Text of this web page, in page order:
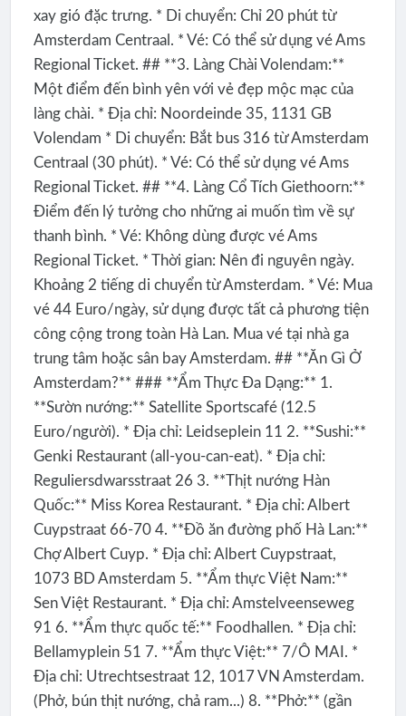
xay gió đặc trưng. * Di chuyển: Chỉ 20 phút từ
Amsterdam Centraal. * Vé: Có thể sử dụng vé Ams
Regional Ticket. ## **3. Làng Chài Volendam:**
Một điểm đến bình yên với vẻ đẹp mộc mạc của
làng chài. * Địa chỉ: Noordeinde 35, 1131 GB
Volendam * Di chuyển: Bắt bus 316 từ Amsterdam
Centraal (30 phút). * Vé: Có thể sử dụng vé Ams
Regional Ticket. ## **4. Làng Cổ Tích Giethoorn:**
Điểm đến lý tưởng cho những ai muốn tìm về sự
thanh bình. * Vé: Không dùng được vé Ams
Regional Ticket. * Thời gian: Nên đi nguyên ngày.
Khoảng 2 tiếng di chuyển từ Amsterdam. * Vé: Mua
vé 44 Euro/ngày, sử dụng được tất cả phương tiện
công cộng trong toàn Hà Lan. Mua vé tại nhà ga
trung tâm hoặc sân bay Amsterdam. ## **Ăn Gì Ở
Amsterdam?** ### **Ẩm Thực Đa Dạng:** 1.
**Sườn nướng:** Satellite Sportscafé (12.5
Euro/người). * Địa chỉ: Leidseplein 11 2. **Sushi:**
Genki Restaurant (all-you-can-eat). * Địa chỉ:
Reguliersdwarsstraat 26 3. **Thịt nướng Hàn
Quốc:** Miss Korea Restaurant. * Địa chỉ: Albert
Cuypstraat 66-70 4. **Đồ ăn đường phố Hà Lan:**
Chợ Albert Cuyp. * Địa chỉ: Albert Cuypstraat,
1073 BD Amsterdam 5. **Ẩm thực Việt Nam:**
Sen Việt Restaurant. * Địa chỉ: Amstelveenseweg
91 6. **Ẩm thực quốc tế:** Foodhallen. * Địa chỉ:
Bellamyplein 51 7. **Ẩm thực Việt:** 7/Ô MAI. *
Địa chỉ: Utrechtsestraat 12, 1017 VN Amsterdam.
(Phở, bún thịt nướng, chả ram...) 8. **Phở:** (gần